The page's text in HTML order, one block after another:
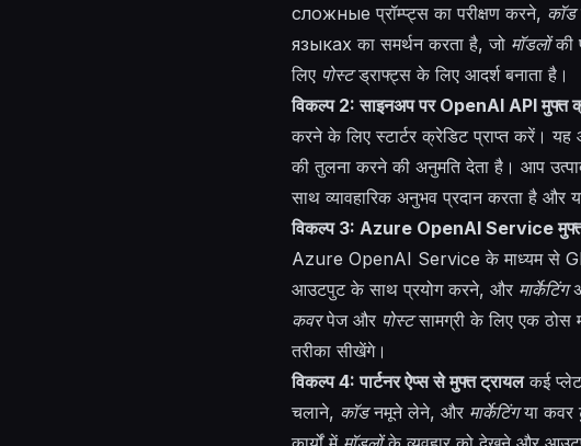
сложные प्रॉम्प्ट्स का परीक्षण करने, कॉड
языках का समर्थन करता है, जो मॉडलोंकी
लिए पोस्टड्राफ्ट्स के लिए आदर्श बनाता है।
विकल्प 2: साइनअप पर OpenAI API मुफ्त
करने के लिए स्टार्टर क्रेडिट प्राप्त करें।
की तुलना करने की अनुमति देता है। आप
साथ व्यावहारिक अनुभव प्रदान करता है
विकल्प 3: Azure OpenAI Service
Azure OpenAI Service के माध्यम से
आउटपुट के साथ प्रयोग करने, और मार्केटिंग
कवरपेज और पोस्टसामग्री के लिए एक ठोस
तरीका सीखेंगे।
विकल्प 4: पार्टनर ऐप्स से मुफ्त ट्रायलकई
चलाने, कॉडनमूने लेने, और मार्केटिंगया कवर